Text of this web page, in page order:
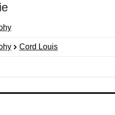
Cord Louis